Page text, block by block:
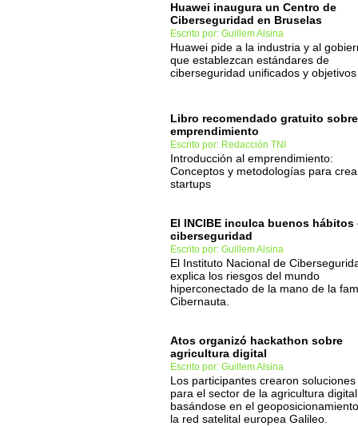
Huawei inaugura un Centro de
Ciberseguridad en Bruselas
Escrito por: Guillem Alsina
Huawei pide a la industria y al
que establezcan estándares de
ciberseguridad unificados y objetivos
Libro recomendado gratuito sobre
emprendimiento
Escrito por: Redacción TNI
Introducción al emprendimiento:
Conceptos y metodologías para
startups
El INCIBE inculca buenos hábitos
ciberseguridad
Escrito por: Guillem Alsina
El Instituto Nacional de
explica los riesgos del mundo
hiperconectado de la mano de la
Cibernauta.
Atos organizó hackathon sobre
agricultura digital
Escrito por: Guillem Alsina
Los participantes crearon soluciones
para el sector de la agricultura digital
basándose en el
la red satelital europea Galileo.